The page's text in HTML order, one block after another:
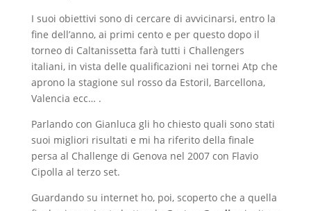
I suoi obiettivi sono di cercare di avvicinarsi, entro la
fine dell’anno, ai primi cento e per questo dopo il
torneo di Caltanissetta farà tutti i Challengers
italiani, in vista delle qualificazioni nei tornei Atp che
aprono la stagione sul rosso da Estoril, Barcellona,
Valencia ecc… .
Parlando con Gianluca gli ho chiesto quali sono stati
suoi migliori risultati e mi ha riferito della finale
persa al Challenge di Genova nel 2007 con Flavio
Cipolla al terzo set.
Guardando su internet ho, poi, scoperto che a quella